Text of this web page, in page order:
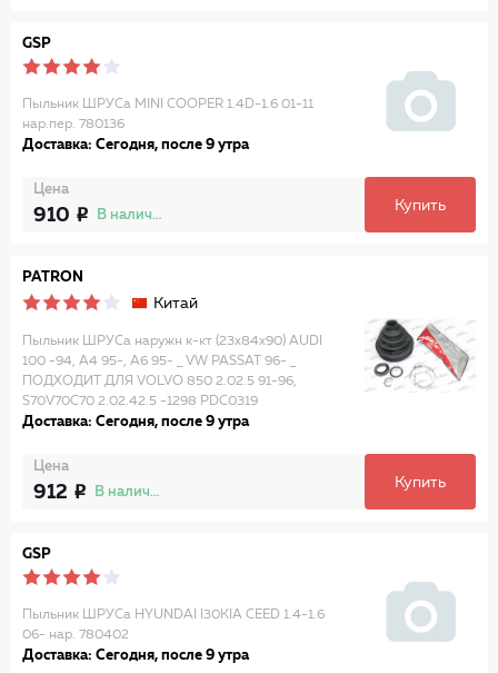
GSP
Пыльник ШРУСа MINI COOPER 1.4D-1.6 01-11
нар.пер. 780136
Доставка: Сегодня, после 9 утра
Цена
910 В наличии
Купить
PATRON
Китай
Пыльник ШРУСа наружн к-кт (23x84x90) AUDI
100 -94, A4 95-, A6 95- _ VW PASSAT 96- _
ПОДХОДИТ ДЛЯ VOLVO 850 2.02.5 91-96,
S70V70C70 2.02.42.5 -1298 PDC0319
Доставка: Сегодня, после 9 утра
Цена
912 В наличии
Купить
GSP
Пыльник ШРУСа HYUNDAI I30KIA CEED 1.4-1.6
06- нар. 780402
Доставка: Сегодня, после 9 утра